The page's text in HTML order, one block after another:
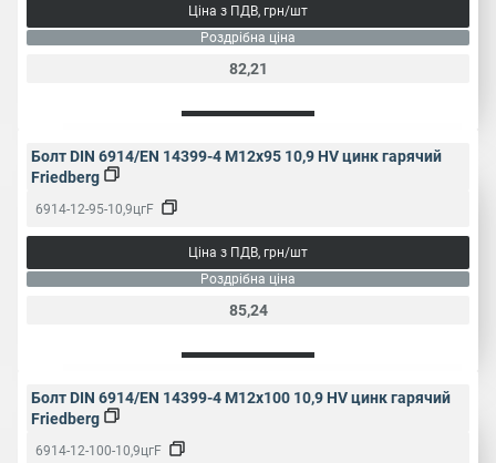
Ціна з ПДВ, грн/шт
Роздрібна ціна
82,21
Болт DIN 6914/EN 14399-4 M12x95 10,9 HV цинк гарячий
Friedberg
6914-12-95-10,9цгF
Ціна з ПДВ, грн/шт
Роздрібна ціна
85,24
Болт DIN 6914/EN 14399-4 M12x100 10,9 HV цинк гарячий
Friedberg
6914-12-100-10,9цгF